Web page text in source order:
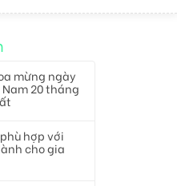
mừng ngày
20 tháng
hợp với
cho gia